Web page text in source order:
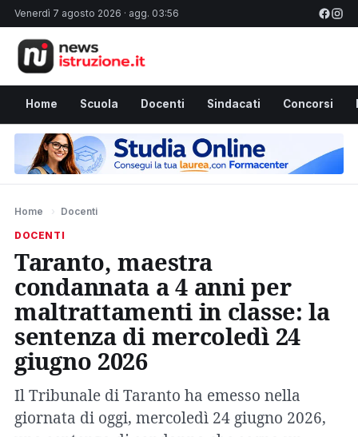
Venerdì 7 agosto 2026 · agg. 03:56
Home Scuola Docenti Sindacati Concorsi
Home › Docenti
DOCENTI
Taranto, maestra
condannata a 4 anni per
maltrattamenti in classe: la
sentenza di mercoledì 24
giugno 2026
Il Tribunale di Taranto ha emesso nella
giornata di oggi, mercoledì 24 giugno 2026,